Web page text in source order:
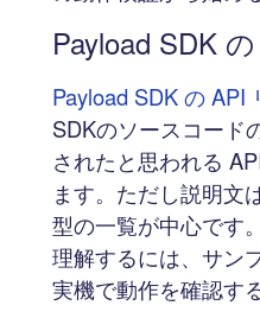
Payload SDK
Payload SDK の API
SDKのソースコード
されたと思われる
ます。ただし説明文
型の一覧が中心です
理解するには、サン
実機で動作を確認す